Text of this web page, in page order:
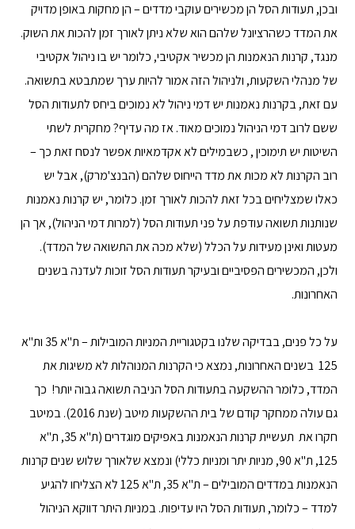
ובכן, תעודות הסל הן מכשירים עוקבי מדדים – הן מחקות באופן מדויק
את המדד כשהרציונל שלהם הוא שלא ניתן לאורך זמן להכות את השוק.
מנגד, קרנות הנאמנות הן מכשיר אקטיבי, כלומר יש בו ניהול אקטיבי
של מנהלי השקעות, ולניהול הזה אמור להיות ערך שמתבטא בתשואה.
עם זאת, בקרנות נאמנות יש דמי ניהול לא נמוכים ביחס לתעודות הסל
ששם לרוב דמי הניהול נמוכים מאוד. אז מה עדיף? מחקרית לשתי
השיטות יש תימוכין , כשבמילים לא אקדמאיות אפשר לנסח זאת כך –
רוב הקרנות לא מכות את מדד הייחוס שלהם (הבנצ'מרק), אבל יש
כאלו שמצליחים בכל זאת להכות לאורך זמן. כלומר, יש קרנות נאמנות
שנותנות תשואה עודפת על פני תעודות הסל (למרות דמי הניהול), אך הן
מעטות ואינן מעידות על הכלל (שלא מכה את התשואה של המדד).
ולכן, המכשירים הפסיביים ובעיקר תעודות הסל זוכות לעדנה בשנים
האחרונות.
על כל פנים, בבדיקה שלנו בקטגוריית המניות המובילות – ת"א 35 ות"א
125 בשנים האחרונות, נמצא כי הקרנות המנוהלות לא משיגות את
המדד, כלומר ההשקעה בתעודות הסל הניבה תשואה גבוה יותר! כך
גם עולה ממחקר קודם של בית ההשקעות מיטב (שנת 2016). במיטב
חקרו את תעשיית קרנות הנאמנות באפיקים מוגדרים (ת"א 35, ת"א
125, ת"א 90, מניות יתר ומניות כללי) ונמצא שלאורך שלוש שנים קרנות
הנאמנות במדדים המובילים – ת"א 35, ת"א 125 לא הצליחו להגיע
למדד – כלומר, תעודות הסל היו עדיפות. במניות היתר דווקא הניהול